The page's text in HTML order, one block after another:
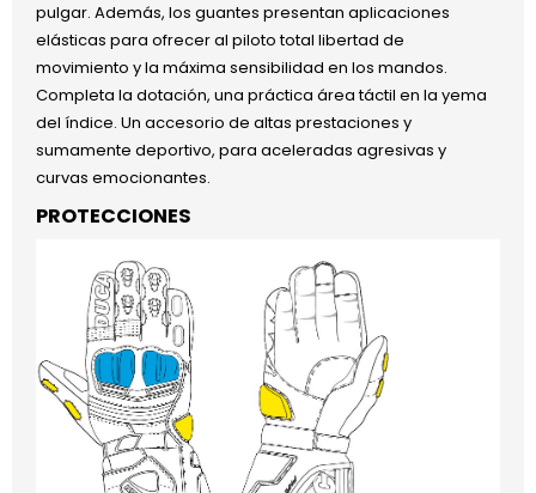
pulgar. Además, los guantes presentan aplicaciones
elásticas para ofrecer al piloto total libertad de
movimiento y la máxima sensibilidad en los mandos.
Completa la dotación, una práctica área táctil en la yema
del índice. Un accesorio de altas prestaciones y
sumamente deportivo, para aceleradas agresivas y
curvas emocionantes.
PROTECCIONES